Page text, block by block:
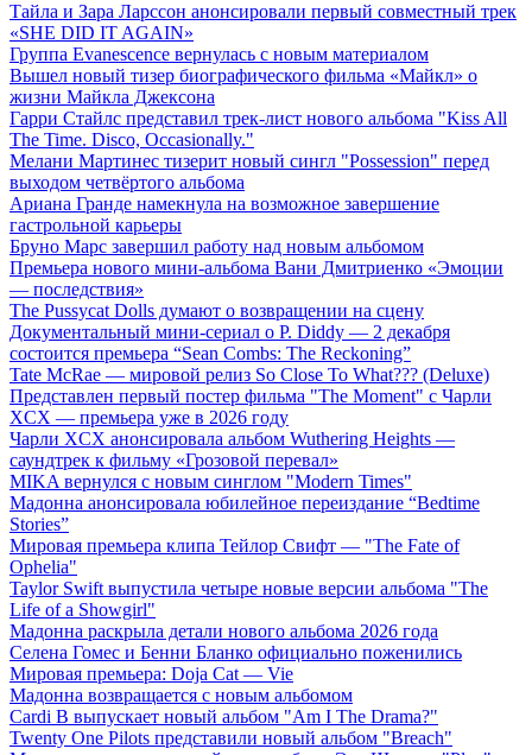
Тайла и Зара Ларссон анонсировали первый совместный трек
«SHE DID IT AGAIN»
Группа Evanescence вернулась с новым материалом
Вышел новый тизер биографического фильма «Майкл» о
жизни Майкла Джексона
Гарри Стайлс представил трек-лист нового альбома "Kiss All
The Time. Disco, Occasionally."
Мелани Мартинес тизерит новый сингл "Possession" перед
выходом четвёртого альбома
Ариана Гранде намекнула на возможное завершение
гастрольной карьеры
Бруно Марс завершил работу над новым альбомом
Премьера нового мини-альбома Вани Дмитриенко «Эмоции
— последствия»
The Pussycat Dolls думают о возвращении на сцену
Документальный мини-сериал о P. Diddy — 2 декабря
состоится премьера “Sean Combs: The Reckoning”
Tate McRae — мировой релиз So Close To What??? (Deluxe)
Представлен первый постер фильма "The Moment" с Чарли
XCX — премьера уже в 2026 году
Чарли XCX анонсировала альбом Wuthering Heights —
саундтрек к фильму «Грозовой перевал»
MIKA вернулся с новым синглом "Modern Times"
Мадонна анонсировала юбилейное переиздание “Bedtime
Stories”
Мировая премьера клипа Тейлор Свифт — "The Fate of
Ophelia"
Taylor Swift выпустила четыре новые версии альбома "The
Life of a Showgirl"
Мадонна раскрыла детали нового альбома 2026 года
Селена Гомес и Бенни Бланко официально поженились
Мировая премьера: Doja Cat — Vie
Мадонна возвращается с новым альбомом
Cardi B выпускает новый альбом "Am I The Drama?"
Twenty One Pilots представили новый альбом "Breach"